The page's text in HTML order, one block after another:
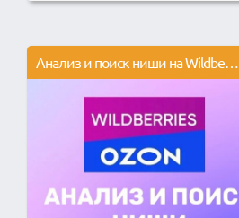
Анализ и поиск ниши на Wildberries и Ozon